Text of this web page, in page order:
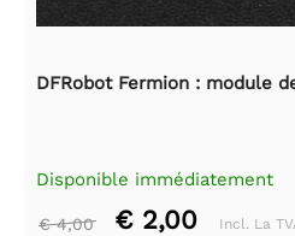
DFRobot Fermion : module
Disponible immédiatement
€ 4,00 € 2,00 Incl. La